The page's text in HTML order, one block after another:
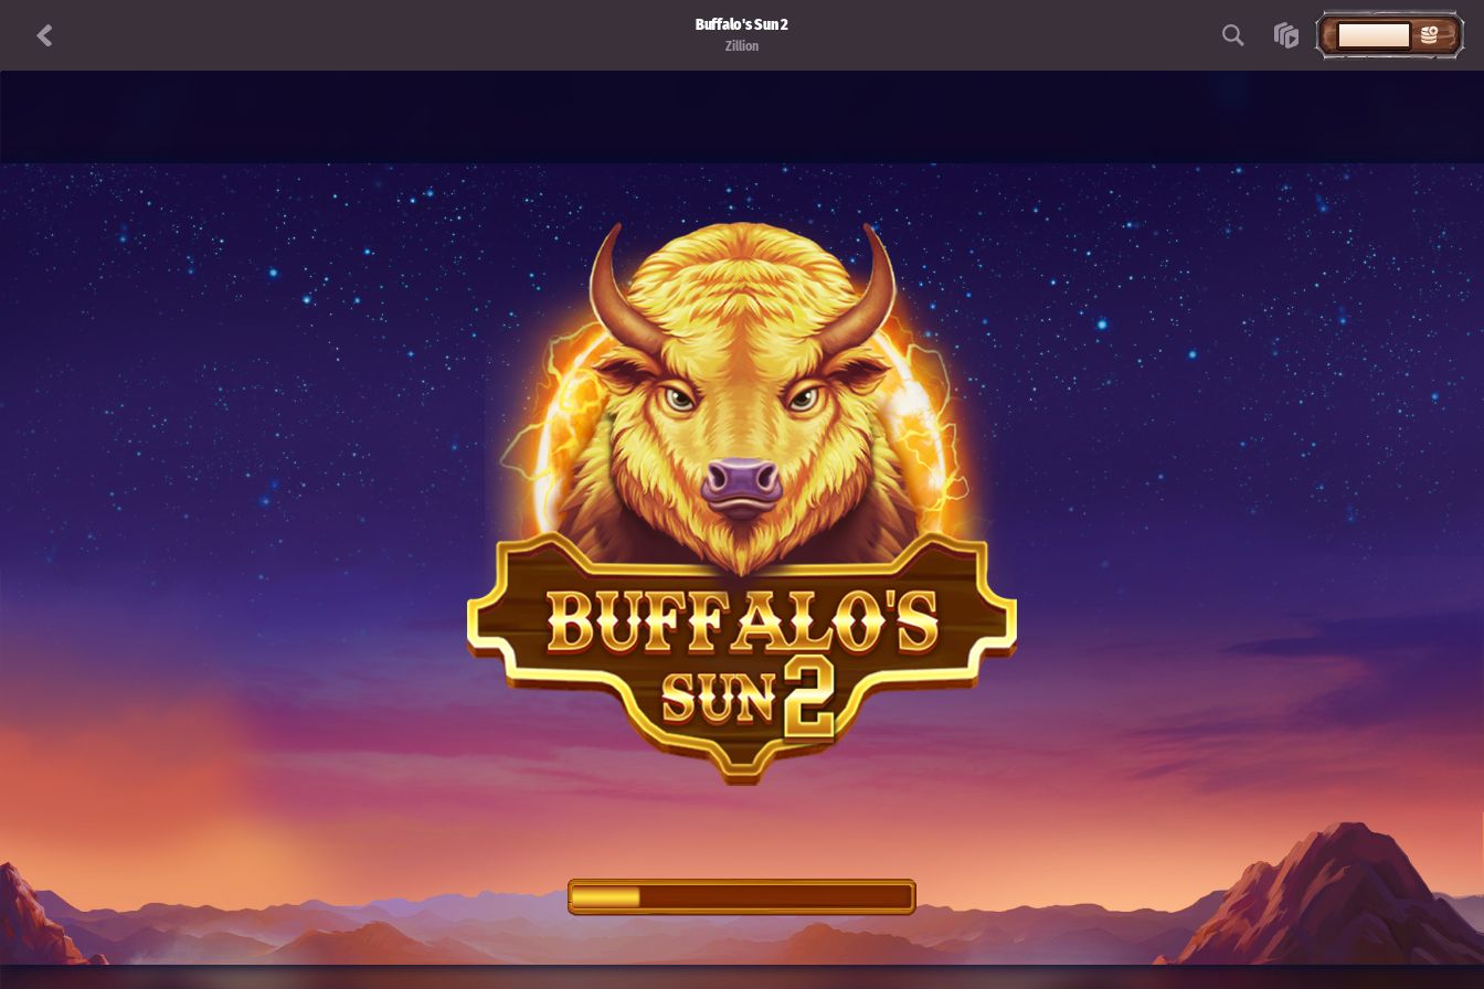
Buffalo's Sun 2
Zillion
DÉPOSER